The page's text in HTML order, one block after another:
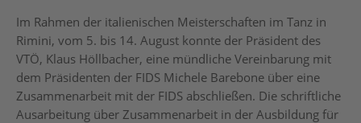
Im Rahmen der italienischen Meisterschaften im Tanz in
Rimini, vom 5. bis 14. August konnte der Präsident des
VTÖ, Klaus Höllbacher, eine mündliche Vereinbarung mit
dem Präsidenten der FIDS Michele Barebone über eine
Zusammenarbeit mit der FIDS abschließen. Die schriftliche
Ausarbeitung über Zusammenarbeit in der Ausbildung für